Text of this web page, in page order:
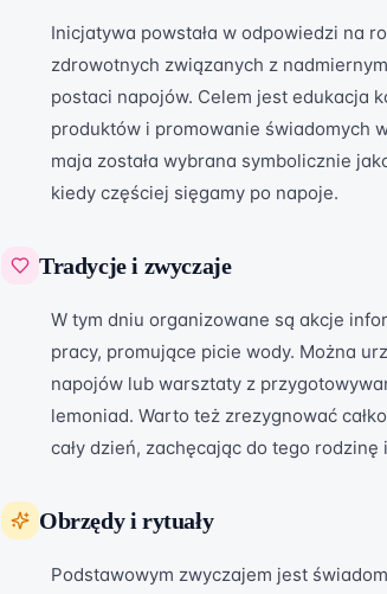
Inicjatywa powstała w odpowiedzi na
zdrowotnych związanych z
postaci napojów. Celem jest edukacja
produktów i promowanie świadomych
maja została wybrana symbolicznie
kiedy częściej sięgamy po napoje.
Tradycje i zwyczaje
W tym dniu organizowane są akcje
pracy, promujące picie wody. Można
napojów lub warsztaty z
lemoniad. Warto też zrezygnować
cały dzień, zachęcając do tego rodzinę
Obrzędy i rytuały
Podstawowym zwyczajem jest